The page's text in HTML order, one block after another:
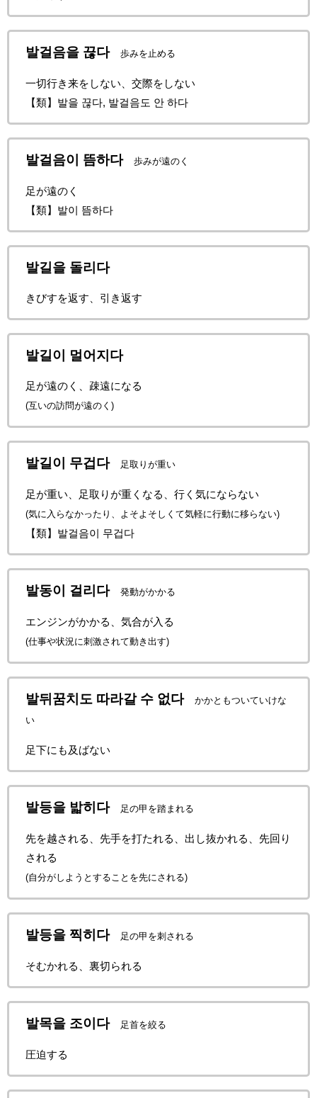
발걸음을 끊다 歩みを止める
一切行き来をしない、交際をしない
【類】발을 끊다, 발걸음도 안 하다
발걸음이 뜸하다 歩みが遠のく
足が遠のく
【類】발이 뜸하다
발길을 돌리다
きびすを返す、引き返す
발길이 멀어지다
足が遠のく、疎遠になる
(互いの訪問が遠のく)
발길이 무겁다 足取りが重い
足が重い、足取りが重くなる、行く気にならない
(気に入らなかったり、よそよそしくて気軽に行動に移らない)
【類】발걸음이 무겁다
발동이 걸리다 発動がかかる
エンジンがかかる、気合が入る
(仕事や状況に刺激されて動き出す)
발뒤꿈치도 따라갈 수 없다 かかともついていけな
い
足下にも及ばない
발등을 밟히다 足の甲を踏まれる
先を越される、先手を打たれる、出し抜かれる、先回り
される
(自分がしようとすることを先にされる)
발등을 찍히다 足の甲を刺される
そむかれる、裏切られる
발목을 조이다 足首を絞る
圧迫する